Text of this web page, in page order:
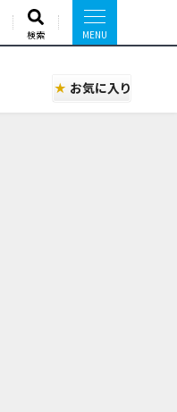
検索
お気に入り